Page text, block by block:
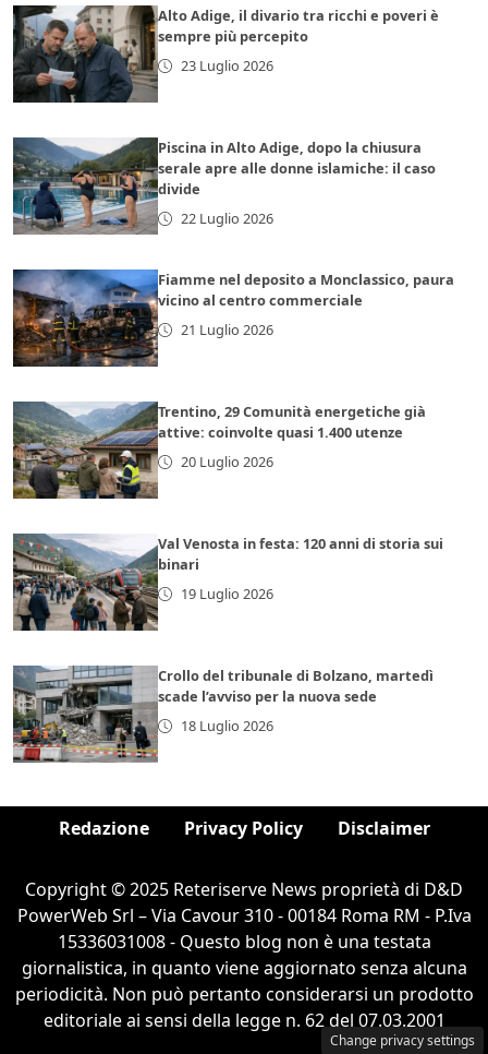
Alto Adige, il divario tra ricchi e poveri è
sempre più percepito
23 Luglio 2026
Piscina in Alto Adige, dopo la chiusura
serale apre alle donne islamiche: il caso
divide
22 Luglio 2026
Fiamme nel deposito a Monclassico, paura
vicino al centro commerciale
21 Luglio 2026
Trentino, 29 Comunità energetiche già
attive: coinvolte quasi 1.400 utenze
20 Luglio 2026
Val Venosta in festa: 120 anni di storia sui
binari
19 Luglio 2026
Crollo del tribunale di Bolzano, martedì
scade l’avviso per la nuova sede
18 Luglio 2026
Redazione Privacy Policy Disclaimer
Copyright © 2025 Reteriserve News proprietà di D&D
PowerWeb Srl – Via Cavour 310 - 00184 Roma RM - P.Iva
15336031008 - Questo blog non è una testata
giornalistica, in quanto viene aggiornato senza alcuna
periodicità. Non può pertanto considerarsi un prodotto
editoriale ai sensi della legge n. 62 del 07.03.2001
Change privacy settings